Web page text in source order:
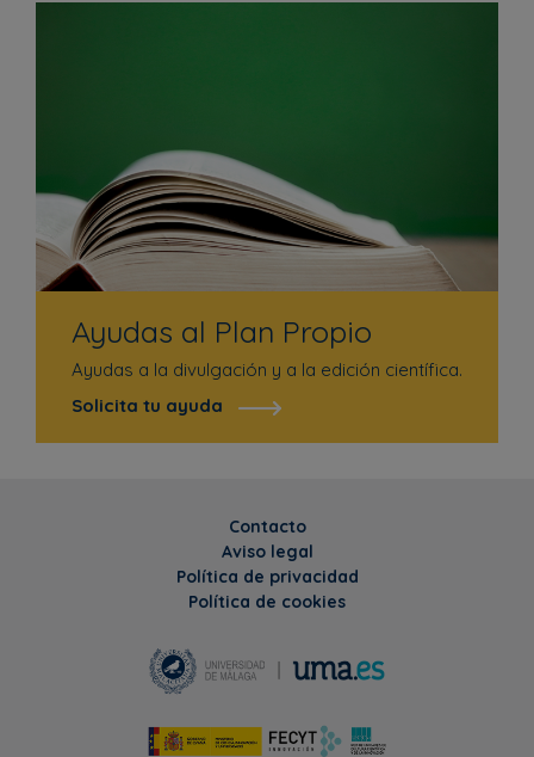
Ayudas al Plan Propio
Ayudas a la divulgación y a la edición científica.
Solicita tu ayuda
Contacto
Aviso legal
Política de privacidad
Política de cookies